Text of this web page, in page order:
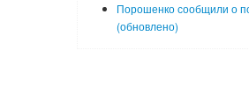
Порошенко сообщили о
(обновлено)